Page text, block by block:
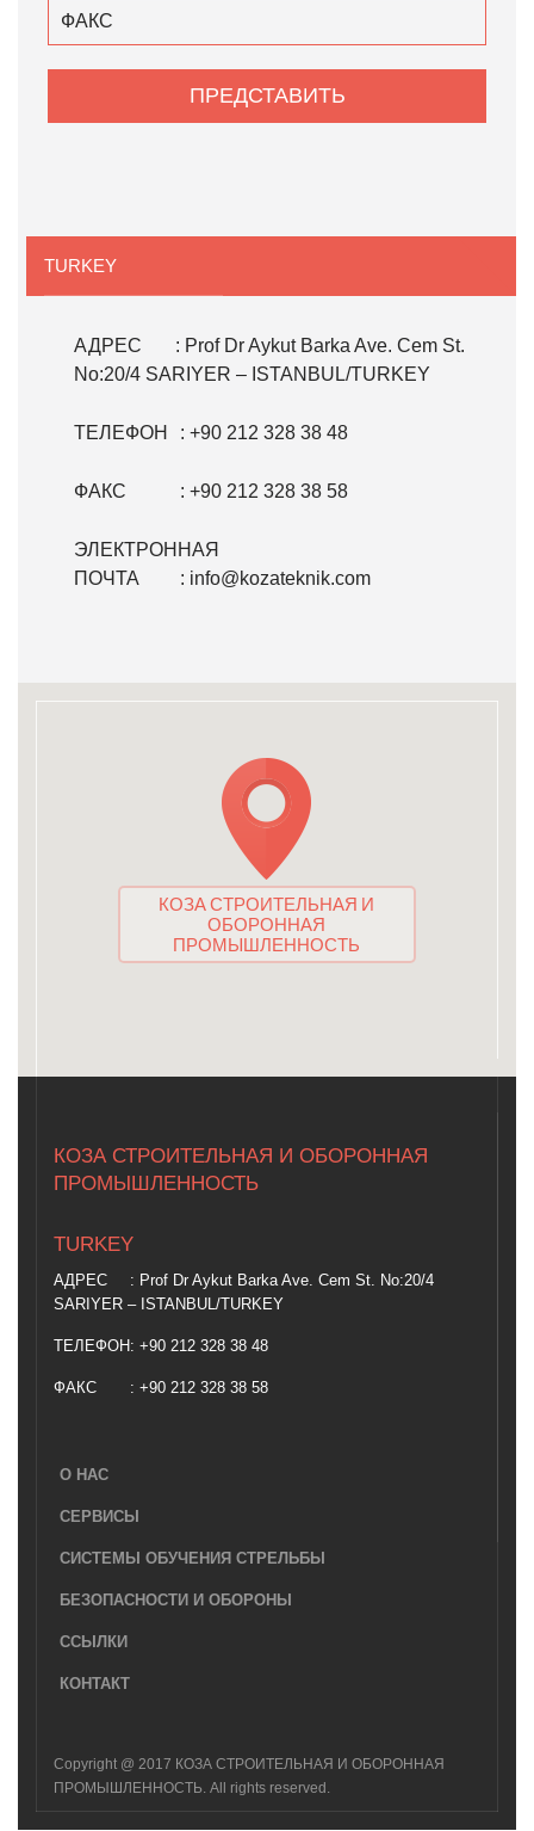
TURKEY
АДРЕС
: Prof Dr Aykut Barka Ave. Cem St.
No:20/4 SARIYER – ISTANBUL/TURKEY
ТЕЛЕФОН : +90 212 328 38 48
ФАКС : +90 212 328 38 58
ЭЛЕКТРОННАЯ
ПОЧТА
: info@kozateknik.com
КОЗА СТРОИТЕЛЬНАЯ И
ОБОРОННАЯ
ПРОМЫШЛЕННОСТЬ
КОЗА СТРОИТЕЛЬНАЯ И ОБОРОННАЯ
ПРОМЫШЛЕННОСТЬ
TURKEY
АДРЕС
: Prof Dr Aykut Barka Ave. Cem St. No:20/4
SARIYER – ISTANBUL/TURKEY
ТЕЛЕФОН: +90 212 328 38 48
ФАКС : +90 212 328 38 58
О НАС
СЕРВИСЫ
СИСТЕМЫ ОБУЧЕНИЯ СТРЕЛЬБЫ
БЕЗОПАСНОСТИ И ОБОРОНЫ
ССЫЛКИ
КОНТАКТ
Copyright @ 2017 КОЗА СТРОИТЕЛЬНАЯ И ОБОРОННАЯ
ПРОМЫШЛЕННОСТЬ. All rights reserved.